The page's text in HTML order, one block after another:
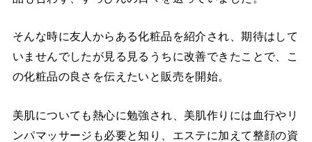
そんな時に友人からある化粧品を紹介され、期待はして
いませんでしたが見る見るうちに改善できたことで、こ
の化粧品の良さを伝えたいと販売を開始。
美肌についても熱心に勉強され、美肌作りには血行やリ
ンパマッサージも必要と知り、エステに加えて整顔の資